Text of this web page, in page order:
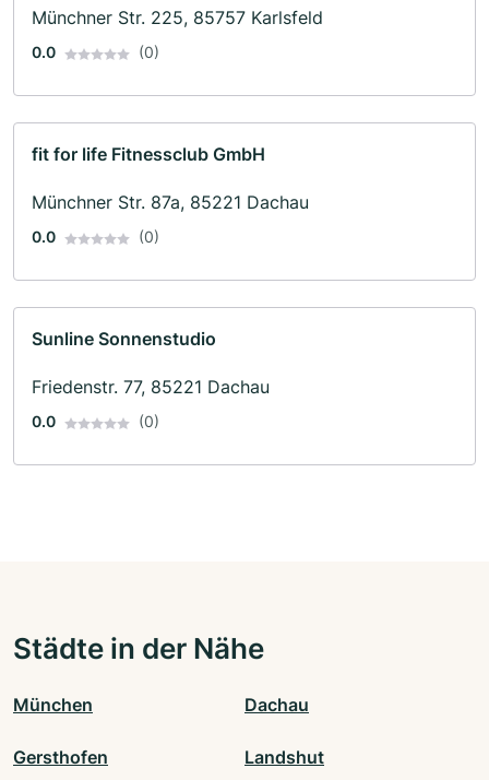
Münchner Str. 225, 85757 Karlsfeld
0.0 (0)
fit for life Fitnessclub GmbH
Münchner Str. 87a, 85221 Dachau
0.0 (0)
Sunline Sonnenstudio
Friedenstr. 77, 85221 Dachau
0.0 (0)
Städte in der Nähe
München Dachau
Gersthofen Landshut